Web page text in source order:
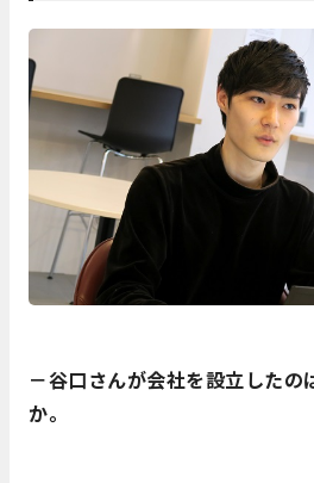
－谷口さんが会社を設立したの
か。